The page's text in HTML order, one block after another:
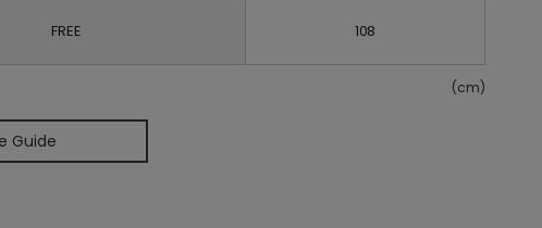
FREE 108
(cm)
Guide